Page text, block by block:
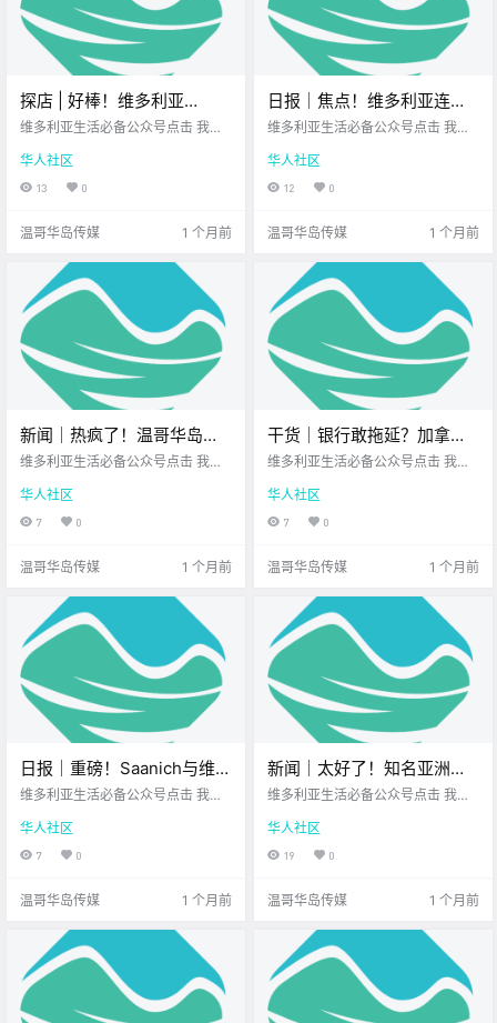
探店 | 好棒！维多利亚
Uptown这家艺术感咖啡馆，
维多利亚生活必备公众号点击 我在
想一直在你身边UPS维多利亚DT店
您值得信赖的地产经纪 前几天在Upt
own逛街 我偶然发现了这家 名为Rh
累了 正想着找.
华人社区
13 0
温哥华岛传媒 1 个月前
日报｜焦点！维多利亚连犯
两案的嫌疑人已被起诉！温
维多利亚生活必备公众号点击 我在
想一直在你身边您值得信赖的地产
经纪UPS维多利亚DT店公元2026年
6月23日 农历5月9日 星期二 巨蟹
预报（.
华人社区
12 0
温哥华岛传媒 1 个月前
新闻｜热疯了！温哥华岛多
地打破历史同期最高气温纪
维多利亚生活必备公众号点击 我在
想一直在你身边北美最大亚洲超市
您值得信赖的地产经纪 大家周三好
呀~ 新的一周步入正轨 岛上又多了
来看看吧！ .
华人社区
7 0
温哥华岛传媒 1 个月前
干货｜银行敢拖延？加拿大
政府新规出手，再也不用和
维多利亚生活必备公众号点击 我在
想一直在你身边您值得信赖的地产
经纪UPS维多利亚DT店 大家有没有
过 这种抓狂的经历 银行扣错了费 或
找客服投诉 .
华人社区
7 0
温哥华岛传媒 1 个月前
日报｜重磅！Saanich与维多
利亚合并公投被判定不具法
农场挂牌出售！
维多利亚生活必备公众号点击 我在
想一直在你身边您值得信赖的地产
经纪UPS维多利亚DT店公元2026年
预报（.
华人社区
7 0
温哥华岛传媒 1 个月前
新闻｜太好了！知名亚洲购
物平台亚米登陆加拿大！别
文化节重返维多利亚！
维多利亚生活必备公众号点击 我在
想一直在你身边北美最大亚洲超市
您值得信赖的地产经纪 大家周四好
吧！ 北美知.
华人社区
19 0
温哥华岛传媒 1 个月前